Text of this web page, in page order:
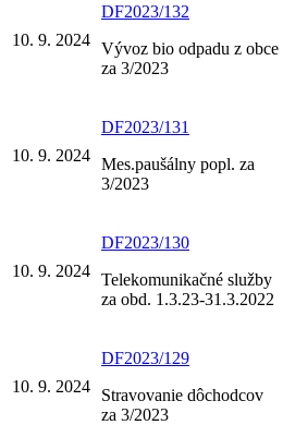
10. 9. 2024
DF2023/132
Vývoz bio odpadu z obce
za 3/2023
10. 9. 2024
DF2023/131
Mes.paušálny popl. za
3/2023
10. 9. 2024
DF2023/130
Telekomunikačné služby
za obd. 1.3.23-31.3.2022
10. 9. 2024
DF2023/129
Stravovanie dôchodcov
za 3/2023